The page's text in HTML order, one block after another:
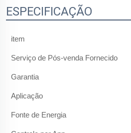
ESPECIFICAÇÃO
item
Serviço de Pós-venda Fornecido
Garantia
Aplicação
Fonte de Energia